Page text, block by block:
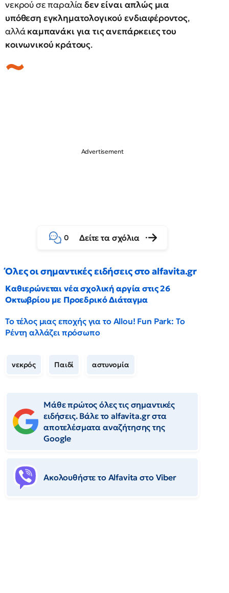
νεκρού σε παραλίαδεν είναι απλώς μια
υπόθεση εγκληματολογικού ενδιαφέροντος,
αλλάκαμπανάκι για τις ανεπάρκειες του
κοινωνικού κράτους.
0 Δείτε τα σχόλια
Όλες οι σημαντικές ειδήσεις στο alfavita.gr
Καθιερώνεται νέα σχολική αργία στις 26
Οκτωβρίου με Προεδρικό Διάταγμα
Το τέλος μιας εποχής για το Allou! Fun Park: Το
Ρέντη αλλάζει πρόσωπο
νεκρός Παιδί αστυνομία
Μάθε πρώτος όλες τις σημαντικές
ειδήσεις. Βάλε το alfavita.gr στα
αποτελέσματα αναζήτησης της
Google
Ακολουθήστε το Αlfavita στο Viber